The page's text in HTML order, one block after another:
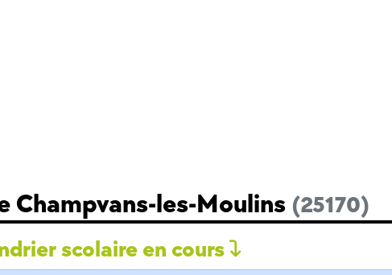
Champvans-les-Moulins (25170)
scolaire en cours